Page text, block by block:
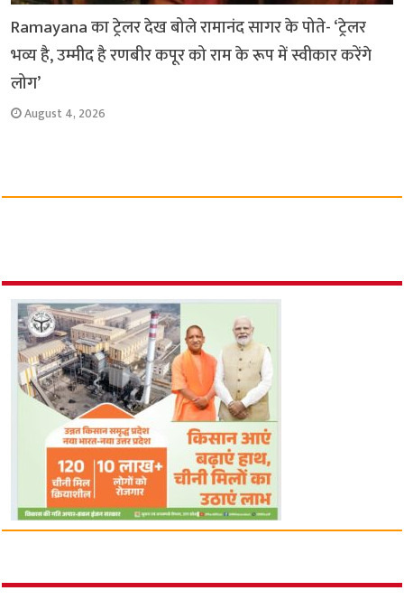
Ramayana का ट्रेलर देख बोले रामानंद सागर के पोते- ‘ट्रेलर
भव्य है, उम्मीद है रणबीर कपूर को राम के रूप में स्वीकार करेंगे
लोग’
August 4, 2026